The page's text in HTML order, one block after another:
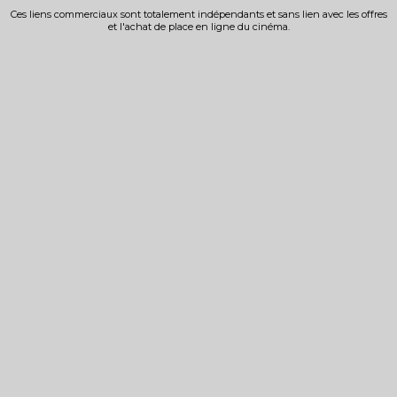
Ces liens commerciaux sont totalement indépendants et sans lien avec les offres
et l'achat de place en ligne du cinéma.